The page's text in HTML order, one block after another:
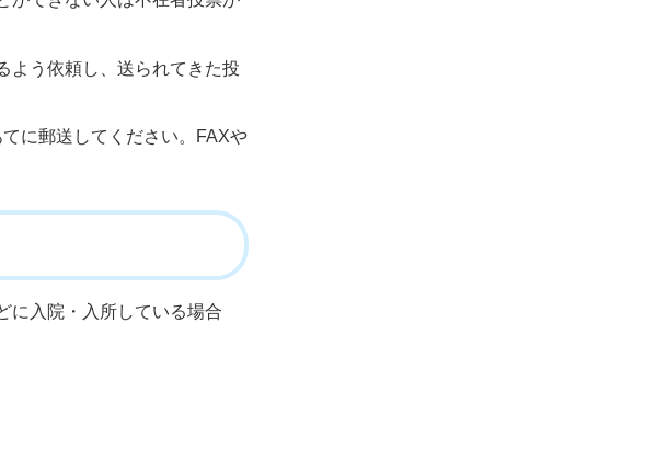
よう依頼し、送られてきた投
に郵送してください。FAXや
に入院・入所している場合